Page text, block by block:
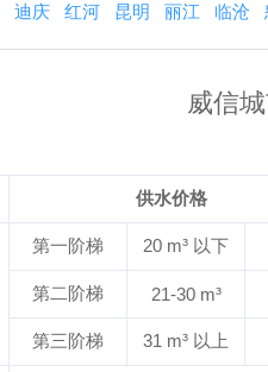
迪庆 红河 昆明 丽江 临沧
威信
供水价格
第一阶梯 20 m³ 以下
第二阶梯 21-30 m³
第三阶梯 31 m³ 以上